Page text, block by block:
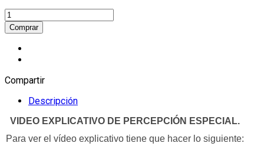
Compartir
Descripción
VIDEO EXPLICATIVO DE PERCEPCIÓN ESPECIAL.
Para ver el vídeo explicativo tiene que hacer lo siguiente: